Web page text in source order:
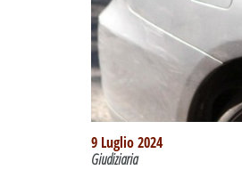
9 Luglio 2024
Giudiziaria